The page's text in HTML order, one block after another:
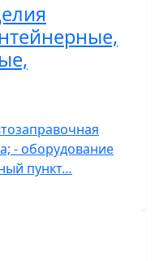
- оборудование
пункт…